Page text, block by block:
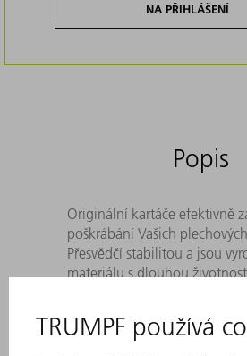
NA PŘIHLÁŠENÍ
Popis
Originální kartáče efektivně
poškrábání Vašich
Přesvědčí stabilitou a jsou
materiálu s dlouhou
Kvalitní zpracování